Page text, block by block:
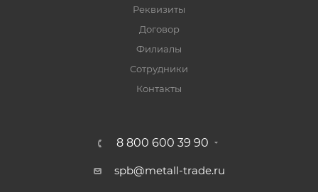
Реквизиты
Договор
Филиалы
Сотрудники
Контакты
8 800 600 39 90
spb@metall-trade.ru